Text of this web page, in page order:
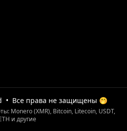
• Все права не защищены 🤭
Monero (XMR), Bitcoin, Litecoin, USDT,
и другие